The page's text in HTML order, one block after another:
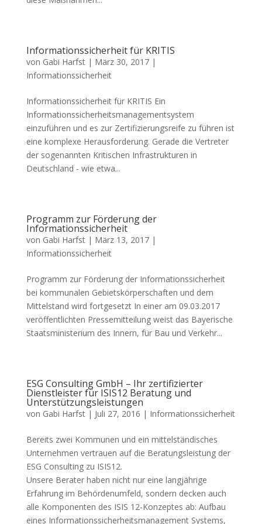
Informationssicherheit für KRITIS
von Gabi Harfst| März 30, 2017|
Informationssicherheit
Informationssicherheit für KRITIS Ein
Informationssicherheitsmanagementsystem
einzuführen und es zur Zertifizierungsreife zu führen ist
eine komplexe Herausforderung. Gerade die Vertreter
der sogenannten Kritischen Infrastrukturen in
Deutschland - wie etwa...
Programm zur Förderung der
Informationssicherheit
von Gabi Harfst| März 13, 2017|
Informationssicherheit
Programm zur Förderung der Informationssicherheit
bei kommunalen Gebietskörperschaften und dem
Mittelstand wird fortgesetzt In einer am 09.03.2017
veröffentlichten Pressemitteilung weist das Bayerische
Staatsministerium des Innern, für Bau und Verkehr...
ESG Consulting GmbH – Ihr zertifizierter
Dienstleister für ISIS12 Beratung und
Unterstützungsleistungen
von Gabi Harfst| Juli 27, 2016 | Informationssicherheit
Bereits zwei Kommunen und ein mittelständisches
Unternehmen vertrauen auf die Beratungsleistung der
ESG Consulting zu ISIS12.
Unsere Berater haben nicht nur eine langjährige
Erfahrung im Behördenumfeld, sondern decken auch
alle Komponenten des ISIS 12-Konzeptes ab: Aufbau
eines Informationssicherheitsmanagement Systems,